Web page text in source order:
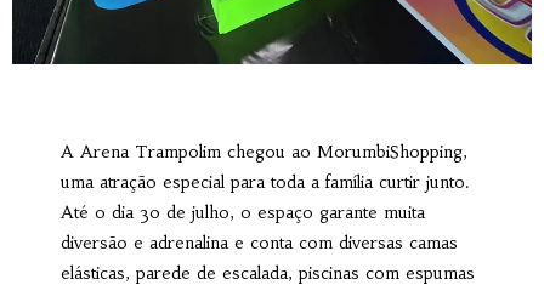
A Arena Trampolim chegou ao MorumbiShopping,
uma atração especial para toda a família curtir junto.
Até o dia 30 de julho, o espaço garante muita
diversão e adrenalina e conta com diversas camas
elásticas, parede de escalada, piscinas com espumas